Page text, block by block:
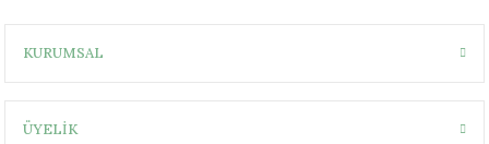
KURUMSAL
ÜYELİK